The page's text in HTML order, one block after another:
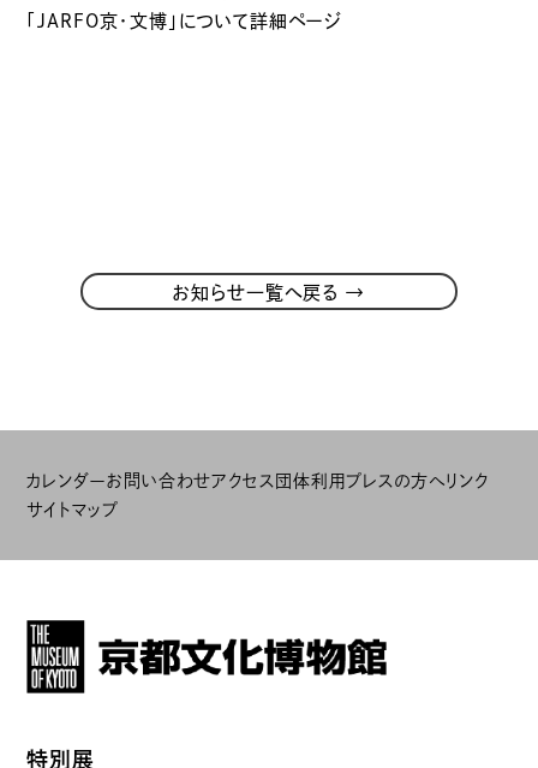
「JARFO京・文博」について詳細ページ
お知らせ一覧へ戻る →
カレンダーお問い合わせアクセス 団体利用 プレスの方へリンク
サイトマップ
特別展